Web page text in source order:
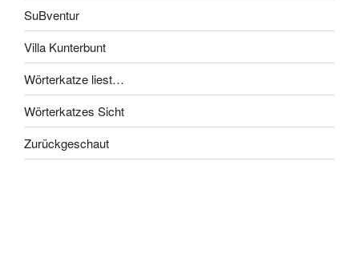
SuBventur
Villa Kunterbunt
Wörterkatze liest…
Wörterkatzes Sicht
Zurückgeschaut